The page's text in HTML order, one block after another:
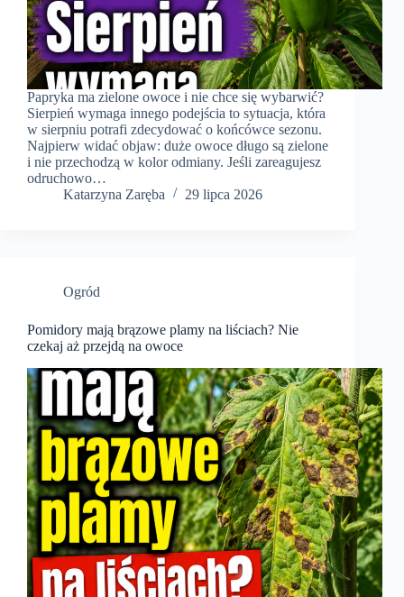
Papryka ma zielone owoce i nie chce się wybarwić?
Sierpień wymaga innego podejścia to sytuacja, która
w sierpniu potrafi zdecydować o końcówce sezonu.
Najpierw widać objaw: duże owoce długo są zielone
i nie przechodzą w kolor odmiany. Jeśli zareagujesz
odruchowo…
Katarzyna Zaręba
29 lipca 2026
Ogród
Pomidory mają brązowe plamy na liściach? Nie
czekaj aż przejdą na owoce